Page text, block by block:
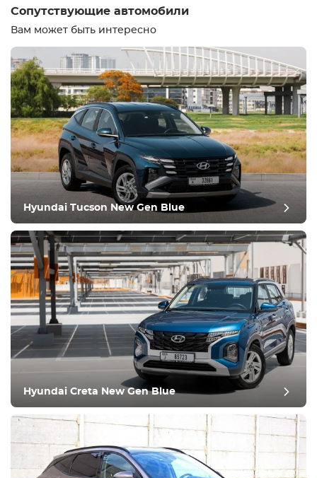
Сопутствующие автомобили
Вам может быть интересно
Hyundai Tucson New Gen Blue
Hyundai Creta New Gen Blue